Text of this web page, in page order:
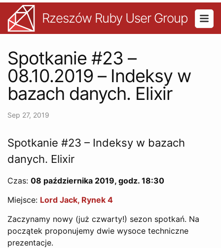
Rzeszów Ruby User Group
Spotkanie #23 –
08.10.2019 – Indeksy w
bazach danych. Elixir
Sep 27, 2019
Spotkanie #23 – Indeksy w bazach
danych. Elixir
Czas: 08 października 2019, godz. 18:30
Miejsce: Lord Jack, Rynek 4
Zaczynamy nowy (już czwarty!) sezon spotkań. Na
początek proponujemy dwie wysoce techniczne
prezentacje.